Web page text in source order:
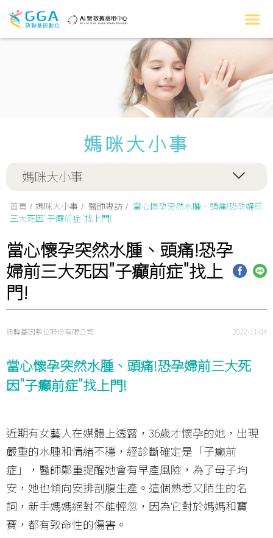
媽咪大小事
媽咪大小事
首頁 媽咪大小事 醫師專訪
當心懷孕突然水腫、頭痛!恐孕婦前
三大死因"子癲前症"找上門!
當心懷孕突然水腫、頭痛!恐孕
婦前三大死因"子癲前症"找上
門!
訊聯基因數位股份有限公司 2022-11-04
當心懷孕突然水腫、頭痛!恐孕婦前三大死
因"子癲前症"找上門!
近期有女藝人在媒體上透露，36歲才懷孕的她，出現
嚴重的水腫和情緒不穩，經診斷確定是「子癲前
症」，醫師鄭重提醒她會有早產風險，為了母子均
安，她也傾向安排剖腹生產。這個熟悉又陌生的名
詞，新手媽媽絕對不能輕忽，因為它對於媽媽和寶
寶，都有致命性的傷害。